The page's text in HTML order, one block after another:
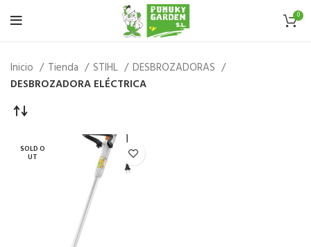
0
Inicio Tienda STIHL
DESBROZADORAS
DESBROZADORA ELÉCTRICA
SOLD O
UT